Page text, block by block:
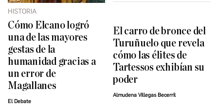
HISTORIA
Cómo Elcano logró
una de las mayores
gestas de la
humanidad gracias a
un error de
Magallanes
El Debate
El carro de bronce del
Turuñuelo que revela
cómo las élites de
Tartessos exhibían su
poder
Almudena Villegas Becerril